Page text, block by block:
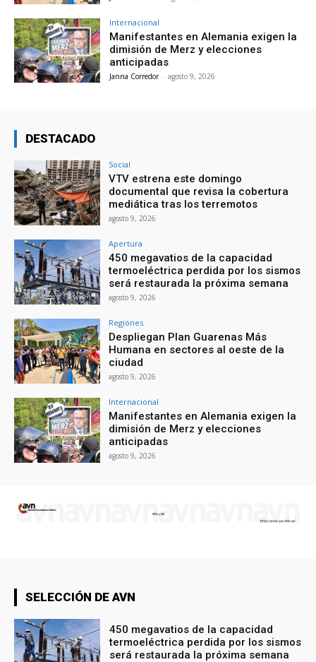
Internacional
Manifestantes en Alemania exigen la
dimisión de Merz y elecciones
anticipadas
Janna Corredor - agosto 9, 2026
DESTACADO
Social
VTV estrena este domingo
documental que revisa la cobertura
mediática tras los terremotos
agosto 9, 2026
Apertura
450 megavatios de la capacidad
termoeléctrica perdida por los sismos
será restaurada la próxima semana
agosto 9, 2026
Regiones
Despliegan Plan Guarenas Más
Humana en sectores al oeste de la
ciudad
agosto 9, 2026
Internacional
Manifestantes en Alemania exigen la
dimisión de Merz y elecciones
anticipadas
agosto 9, 2026
SELECCIÓN DE AVN
450 megavatios de la capacidad
termoeléctrica perdida por los sismos
será restaurada la próxima semana